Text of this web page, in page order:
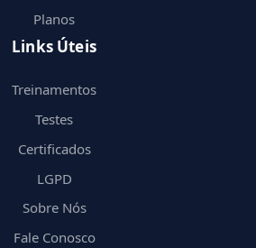
Planos
Links Úteis
Treinamentos
Testes
Certificados
LGPD
Sobre Nós
Fale Conosco